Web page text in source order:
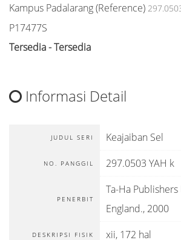
Kampus Padalarang (Reference)
P17477S
Tersedia - Tersedia
Informasi Detail
JUDUL SERI Keajaiban Sel
NO. PANGGIL 297.0503 YAH k
PENERBIT
Ta-Ha Publishers
England., 2000
DESKRIPSI FISIK xii, 172 hal